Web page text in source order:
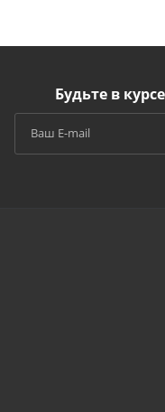
Будьте в